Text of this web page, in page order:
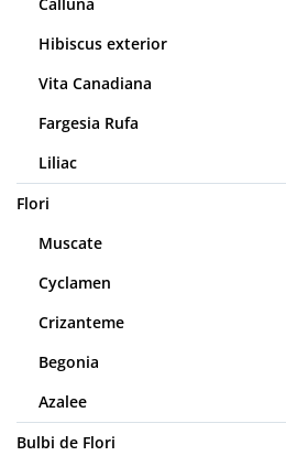
Hibiscus exterior
Vita Canadiana
Fargesia Rufa
Liliac
Flori
Muscate
Cyclamen
Crizanteme
Begonia
Azalee
Bulbi de Flori